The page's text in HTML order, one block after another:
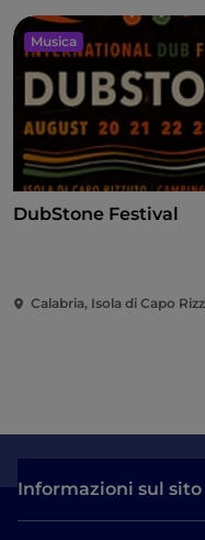
Musica
DubStone Festival
Calabria, Isola di Capo
Informazioni sul sito